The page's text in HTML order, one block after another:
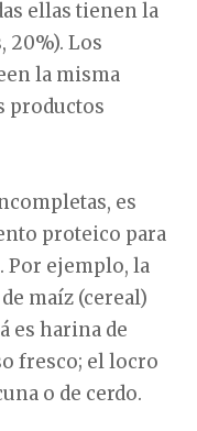
ellas tienen la
20%). Los
la misma
productos
es
proteico para
Por ejemplo, la
maíz (cereal)
es harina de
fresco; el locro
o de cerdo.